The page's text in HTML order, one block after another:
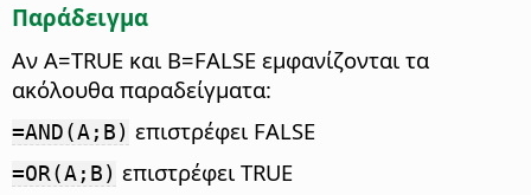
Παράδειγμα
Αν A=TRUE και B=FALSE εμφανίζονται τα
ακόλουθα παραδείγματα:
=AND(A;B) επιστρέφει FALSE
=OR(A;B) επιστρέφει TRUE